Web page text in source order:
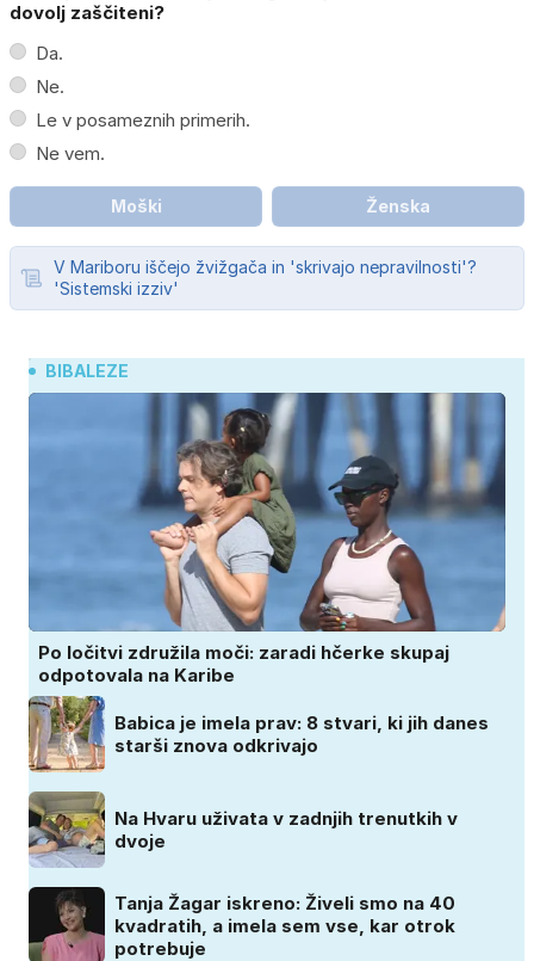
dovolj zaščiteni?
Da.
Ne.
Le v posameznih primerih.
Ne vem.
Moški Ženska
V Mariboru iščejo žvižgača in 'skrivajo nepravilnosti'?
'Sistemski izziv'
BIBALEZE
Po ločitvi združila moči: zaradi hčerke skupaj
odpotovala na Karibe
Babica je imela prav: 8 stvari, ki jih danes
starši znova odkrivajo
Na Hvaru uživata v zadnjih trenutkih v
dvoje
Tanja Žagar iskreno: Živeli smo na 40
kvadratih, a imela sem vse, kar otrok
potrebuje